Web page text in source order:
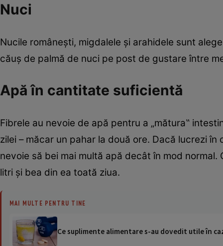
Nuci
Nucile românești, migdalele și arahidele sunt
căuș de palmă de nuci pe post de gustare între
Apă în cantitate suficientă
Fibrele au nevoie de apă pentru a „mătura‟
zilei – măcar un pahar la două ore. Dacă lucrezi
nevoie să bei mai multă apă decât în mod
litri și bea din ea toată ziua.
MAI MULTE PENTRU TINE
Ce suplimente alimentare s-au dovedit utile în